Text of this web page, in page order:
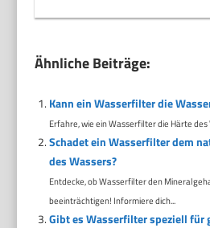
Ähnliche Beiträge:
Kann ein Wasserfilter die
Erfahre, wie ein Wasserfilter die Härte
Schadet ein Wasserfilter dem
des Wassers?
Entdecke, ob Wasserfilter den
beeinträchtigen! Informiere dich...
Gibt es Wasserfilter speziell für